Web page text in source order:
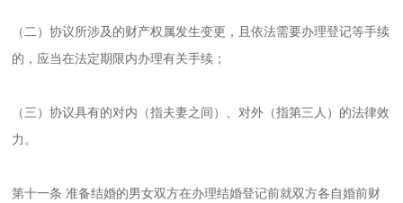
（二）协议所涉及的财产权属发生变更，且依法需要办理登记等手续
的，应当在法定期限内办理有关手续；
（三）协议具有的对内（指夫妻之间）、对外（指第三人）的法律效
力。
第十一条 准备结婚的男女双方在办理结婚登记前就双方各自婚前财